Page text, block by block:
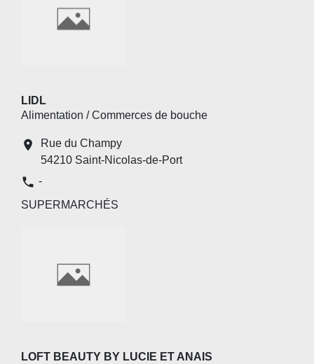
LIDL
Alimentation / Commerces de bouche
location_on
Rue du Champy
54210 Saint-Nicolas-de-Port
phone -
SUPERMARCHÉS
LOFT BEAUTY BY LUCIE ET ANAIS